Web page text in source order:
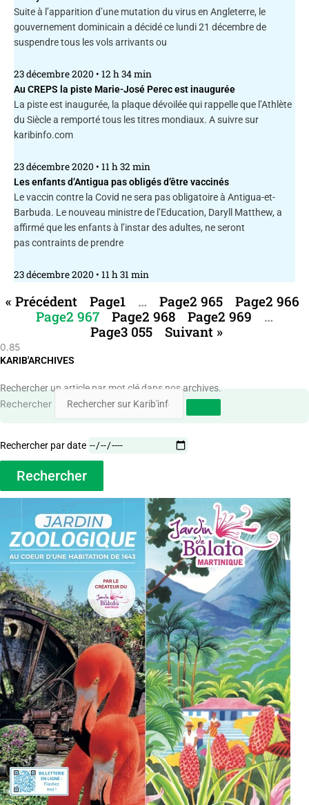
Suite à l’apparition d’une mutation du virus en Angleterre, le
gouvernement dominicain a décidé ce lundi 21 décembre de
suspendre tous les vols arrivants ou
23 décembre 2020 12 h 34 min
Au CREPS la piste Marie-José Perec est inaugurée
La piste est inaugurée, la plaque dévoilée qui rappelle que l’Athlète
du Siècle a remporté tous les titres mondiaux. A suivre sur
karibinfo.com
23 décembre 2020 11 h 32 min
Les enfants d’Antigua pas obligés d’être vaccinés
Le vaccin contre la Covid ne sera pas obligatoire à Antigua-et-
Barbuda. Le nouveau ministre de l’Education, Daryll Matthew, a
affirmé que les enfants à l’instar des adultes, ne seront
pas contraints de prendre
23 décembre 2020 11 h 31 min
« Précédent Page1 … Page2 965 Page2 966
Page2 967 Page2 968 Page2 969
…
Page3 055 Suivant »
KARIB'ARCHIVES
Rechercher un article par mot clé dans nos archives.
Rechercher
Rechercher par date
Rechercher